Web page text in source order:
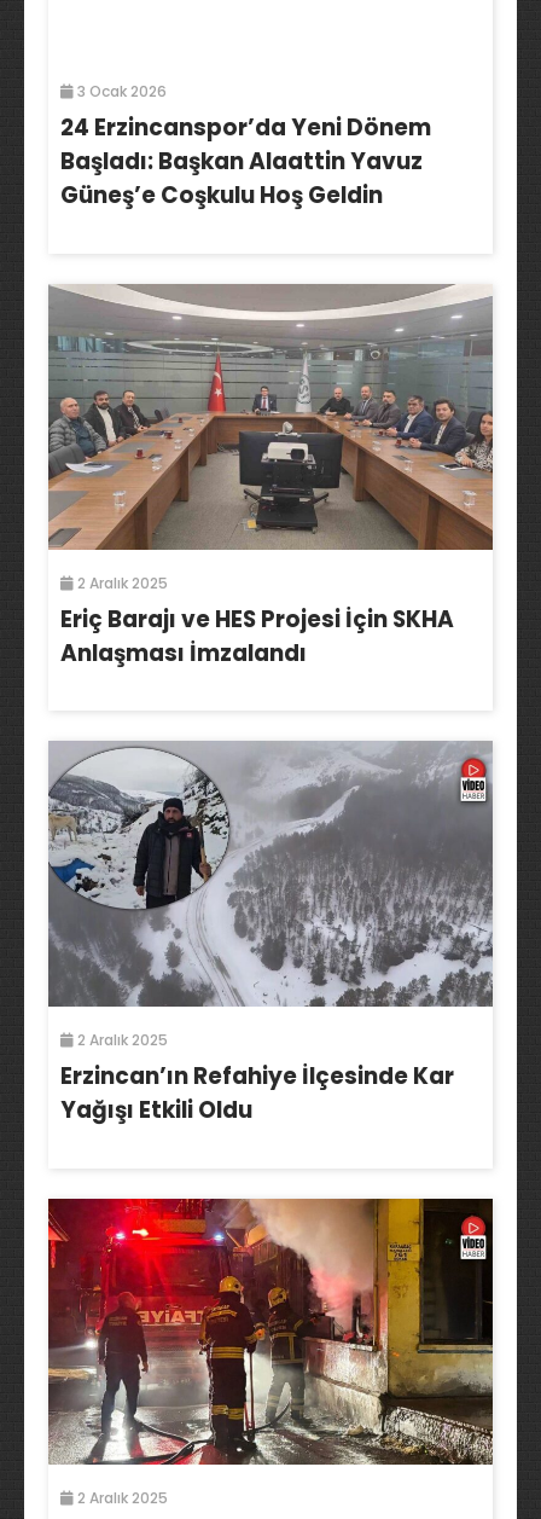
3 Ocak 2026
24 Erzincanspor’da Yeni Dönem
Başladı: Başkan Alaattin Yavuz
Güneş’e Coşkulu Hoş Geldin
2 Aralık 2025
Eriç Barajı ve HES Projesi İçin SKHA
Anlaşması İmzalandı
2 Aralık 2025
Erzincan’ın Refahiye İlçesinde Kar
Yağışı Etkili Oldu
2 Aralık 2025